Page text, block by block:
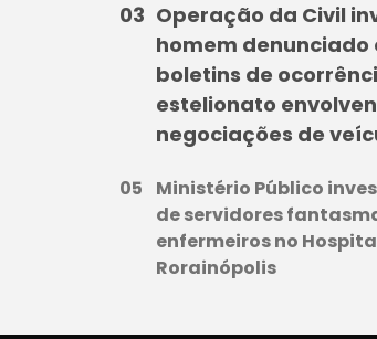
Operação da Civil
homem denunciado
boletins de
estelionato
negociações de
Ministério Público
de servidores
enfermeiros no
Rorainópolis